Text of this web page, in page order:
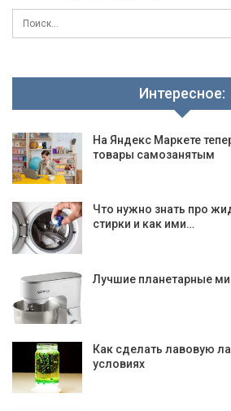
Интересное:
На Яндекс Маркете
товары самозанятым
Что нужно знать про
стирки и как ими…
Лучшие планетарные
Как сделать лавовую
условиях